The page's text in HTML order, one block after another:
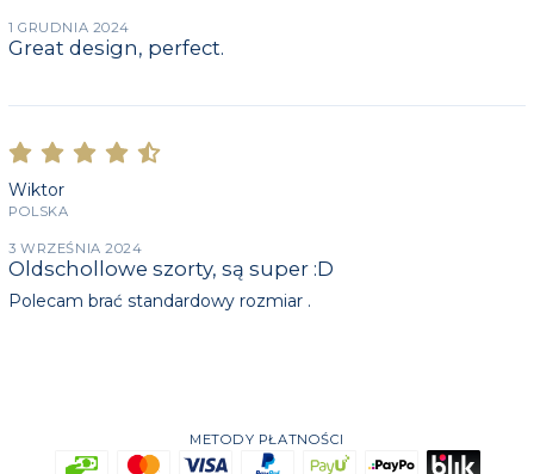
1 GRUDNIA 2024
Great design, perfect.
Wiktor
POLSKA
3 WRZEŚNIA 2024
Oldschollowe szorty, są super :D
Polecam brać standardowy rozmiar .
METODY PŁATNOŚCI